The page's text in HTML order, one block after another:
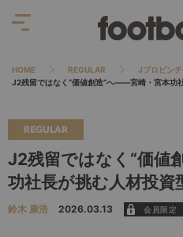
HOME REGULAR
Jプロビン
J2残留ではなく“価値創造”へ――宮崎・宮本功
REGULAR
J2残留ではなく“価値
功社長が挑む人材投資
鈴木 康浩 2026.03.13